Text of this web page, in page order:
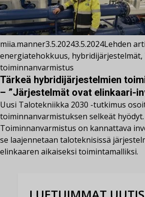
miia.manner3.5.20243.5.2024Lehden
energiatehokkuus, hybridijärjestelmät,
toiminnanvarmistus
Tärkeä hybridijärjestelmien
– ”Järjestelmät ovat elinkaari-
Uusi Talotekniikka 2030 -tutkimus
toiminnanvarmistuksen selkeät hyödyt.
Toiminnanvarmistus on kannattava
se laajennetaan taloteknisissä
elinkaaren aikaiseksi toimintamalliksi.